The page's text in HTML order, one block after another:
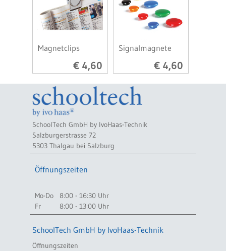
Magnetclips
€ 4,60
Signalmagnete
€ 4,60
SchoolTech GmbH by IvoHaas-Technik
Salzburgerstrasse 72
5303 Thalgau bei Salzburg
Öffnungszeiten
Mo-Do
8:00 - 16:30 Uhr
Fr
8:00 - 13:00 Uhr
SchoolTech GmbH by IvoHaas-Technik
Öffnungszeiten